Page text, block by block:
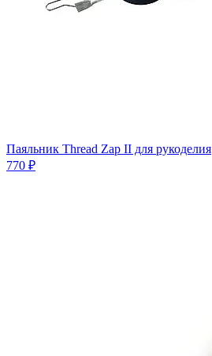
Паяльник Thread Zap II для рукоделия
770 ₽